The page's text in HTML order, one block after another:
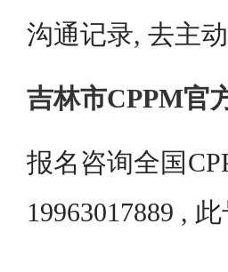
沟通记录, 去主
吉林市CPPM官
报名咨询全国
19963017889 ,